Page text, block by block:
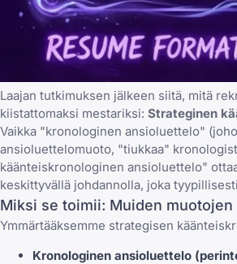
Laajan tutkimuksen jälkeen siitä, mitä
kiistattomaksi mestariksi: Strateginen
Vaikka "kronologinen ansioluettelo"
ansioluettelomuoto, "tiukkaa"
käänteiskronologinen ansioluettelo"
keskittyvällä johdannolla, joka
Miksi se toimii: Muiden muotojen
Ymmärtääksemme strategisen
Kronologinen ansioluettelo